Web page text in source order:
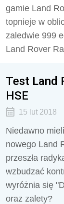
gamie Land
topnieje w
zaledwie 999
Land Rover
Test Land
HSE
15 lut 2018
Niedawno
nowego Land
przeszła
wzbudzać
wyróżnia się
oraz zalety?